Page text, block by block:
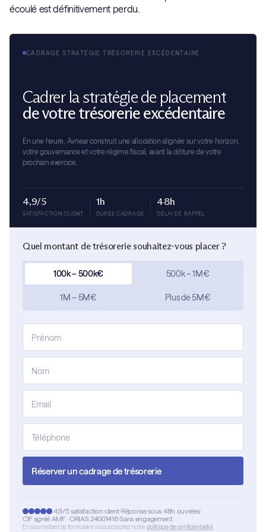
écoulé est définitivement perdu.
CADRAGE STRATÉGIE TRÉSORERIE EXCÉDENTAIRE
Cadrer la stratégie de placement
de votre trésorerie excédentaire
En une heure, Avnear construit une allocation alignée sur votre horizon,
votre gouvernance et votre régime fiscal, avant la clôture de votre
prochain exercice.
4,9/5
SATISFACTION CLIENT
1h
DURÉE CADRAGE
48h
DÉLAI DE RAPPEL
Quel montant de trésorerie souhaitez-vous placer ?
100k – 500k€ 500k – 1M€
1M – 5M€ Plus de 5M€
Réserver un cadrage de trésorerie
4,9/5 satisfaction client Réponse sous 48h ouvrées
CIF agréé AMF · ORIAS 24001416 Sans engagement
En soumettant ce formulaire vous acceptez notre politique de confidentialité